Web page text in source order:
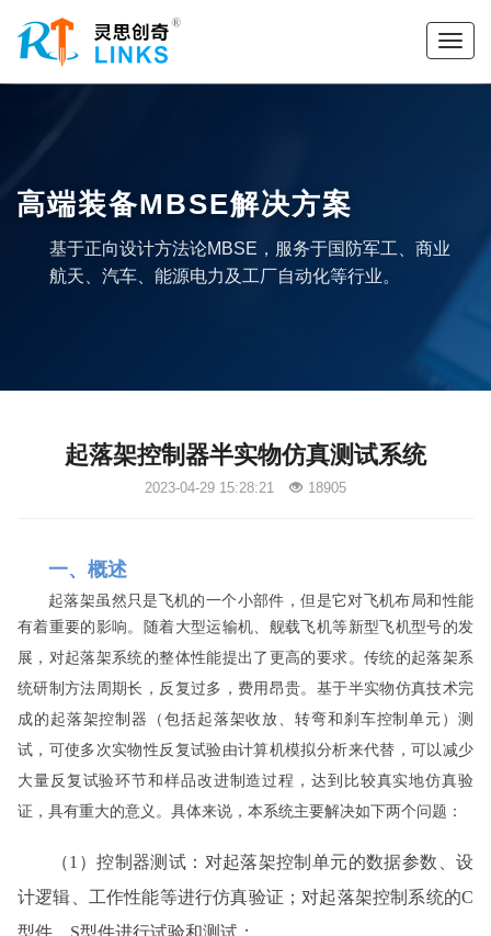
高端装备MBSE解决方案
基于正向设计方法论MBSE，服务于国防军工、商业
航天、汽车、能源电力及工厂自动化等行业。
起落架控制器半实物仿真测试系统
2023-04-29 15:28:21 18905
一、概述
起落架虽然只是飞机的一个小部件，但是它对飞机布局和性能
有着重要的影响。随着大型运输机、舰载飞机等新型飞机型号的发
展，对起落架系统的整体性能提出了更高的要求。传统的起落架系
统研制方法周期长，反复过多，费用昂贵。基于半实物仿真技术完
成的起落架控制器（包括起落架收放、转弯和刹车控制单元）测
试，可使多次实物性反复试验由计算机模拟分析来代替，可以减少
大量反复试验环节和样品改进制造过程，达到比较真实地仿真验
证，具有重大的意义。具体来说，本系统主要解决如下两个问题：
（1）控制器测试：对起落架控制单元的数据参数、设
计逻辑、工作性能等进行仿真验证；对起落架控制系统的C
型件、S型件进行试验和测试；